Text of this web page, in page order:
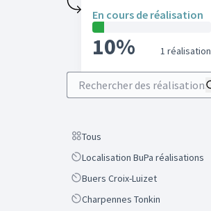
En cours de réalisation
10% 1 réalisation
Rechercher des réalisations
Scope
Tous
ScopeLocalisation BuPa réalisations
ScopeBuers Croix-Luizet
ScopeCharpennes Tonkin